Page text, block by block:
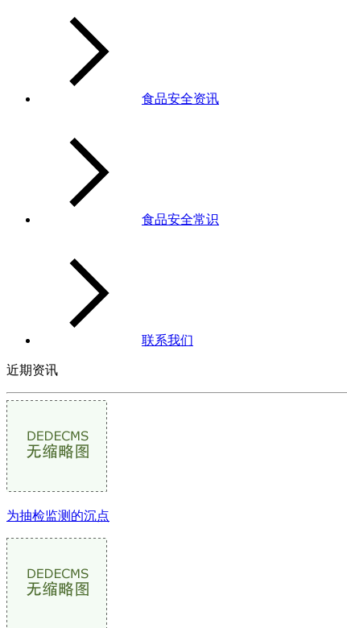
食品安全资讯
食品安全常识
联系我们
近期资讯
为抽检监测的沉点